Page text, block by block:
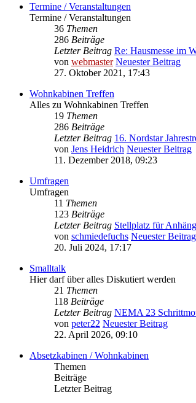
Termine / Veranstaltungen
Termine / Veranstaltungen
36 Themen
286 Beiträge
Letzter Beitrag Re: Hausmesse im
von webmaster Neuester Beitrag
27. Oktober 2021, 17:43
Wohnkabinen Treffen
Alles zu Wohnkabinen Treffen
19 Themen
286 Beiträge
Letzter Beitrag 16. Nordstar
von Jens Heidrich Neuester Beitrag
11. Dezember 2018, 09:23
Umfragen
Umfragen
11 Themen
123 Beiträge
Letzter Beitrag Stellplatz für
von schmiedefuchs Neuester Beitrag
20. Juli 2024, 17:17
Smalltalk
Hier darf über alles Diskutiert werden
21 Themen
118 Beiträge
Letzter Beitrag NEMA 23
von peter22 Neuester Beitrag
22. April 2026, 09:10
Absetzkabinen / Wohnkabinen
Themen
Beiträge
Letzter Beitrag